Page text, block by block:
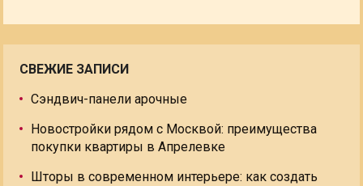
СВЕЖИЕ ЗАПИСИ
Сэндвич-панели арочные
Новостройки рядом с Москвой: преимущества
покупки квартиры в Апрелевке
Шторы в современном интерьере: как создать